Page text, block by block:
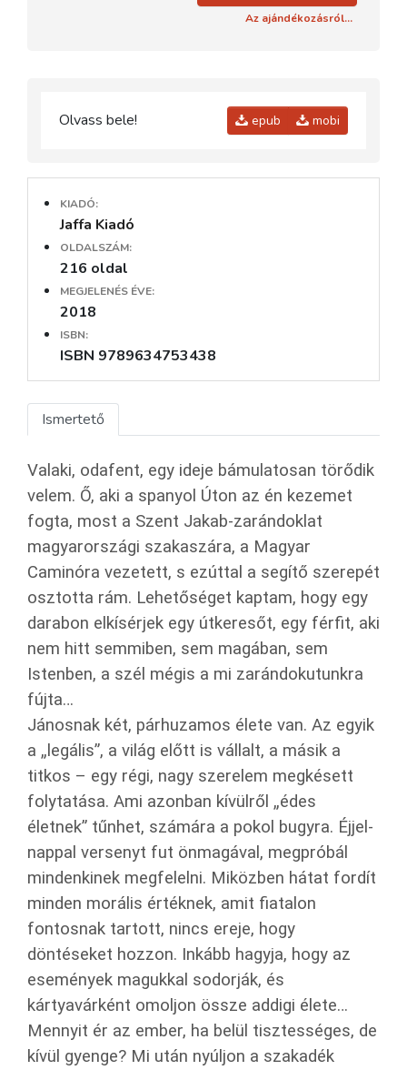
Az ajándékozásról...
Olvass bele! epub mobi
KIADÓ:
Jaffa Kiadó
OLDALSZÁM:
216 oldal
MEGJELENÉS ÉVE:
2018
ISBN:
ISBN 9789634753438
Ismertető
Valaki, odafent, egy ideje bámulatosan törődik
velem. Ő, aki a spanyol Úton az én kezemet
fogta, most a Szent Jakab-zarándoklat
magyarországi szakaszára, a Magyar
Caminóra vezetett, s ezúttal a segítő szerepét
osztotta rám. Lehetőséget kaptam, hogy egy
darabon elkísérjek egy útkeresőt, egy férfit, aki
nem hitt semmiben, sem magában, sem
Istenben, a szél mégis a mi zarándokutunkra
fújta…
Jánosnak két, párhuzamos élete van. Az egyik
a „legális”, a világ előtt is vállalt, a másik a
titkos – egy régi, nagy szerelem megkésett
folytatása. Ami azonban kívülről „édes
életnek” tűnhet, számára a pokol bugyra. Éjjel-
nappal versenyt fut önmagával, megpróbál
mindenkinek megfelelni. Miközben hátat fordít
minden morális értéknek, amit fiatalon
fontosnak tartott, nincs ereje, hogy
döntéseket hozzon. Inkább hagyja, hogy az
események magukkal sodorják, és
kártyavárként omoljon össze addigi élete…
Mennyit ér az ember, ha belül tisztességes, de
kívül gyenge? Mi után nyúljon a szakadék